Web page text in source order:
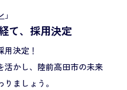
」
て、採用決定
決定！
活かし、陸前高田市の未来
ましょう。